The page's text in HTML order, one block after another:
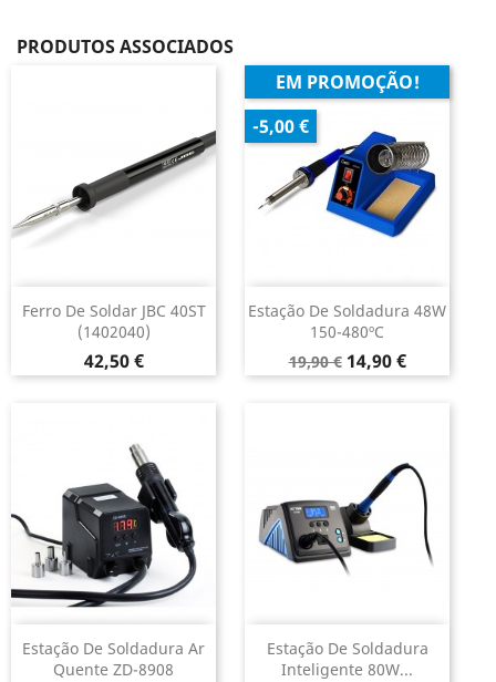
PRODUTOS ASSOCIADOS
Ferro De Soldar JBC 40ST
(1402040)
Preço
42,50 €
Estação De Soldadura 48W
150-480ºC
Preço
normal
19,90 € Preço
14,90 €
EM PROMOÇÃO!
-5,00 €
Estação De Soldadura Ar
Quente ZD-8908
Estação De Soldadura
Inteligente 80W...